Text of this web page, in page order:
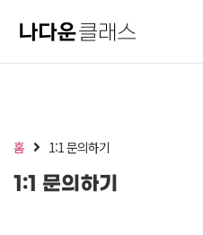
홈 1:1 문의하기
1:1 문의하기